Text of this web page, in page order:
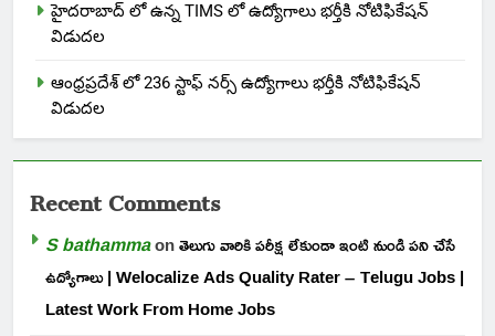
హైదరాబాద్ లో ఉన్న TIMS లో ఉద్యోగాలు భర్తీకి నోటిఫికేషన్
విడుదల
ఆంధ్రప్రదేశ్ లో 236 స్టాఫ్ నర్స్ ఉద్యోగాలు భర్తీకి నోటిఫికేషన్
విడుదల
Recent Comments
S bathammaonతెలుగు వారికి పరీక్ష లేకుండా ఇంటి నుండి పని చేసే
ఉద్యోగాలు | Welocalize Ads Quality Rater – Telugu Jobs |
Latest Work From Home Jobs